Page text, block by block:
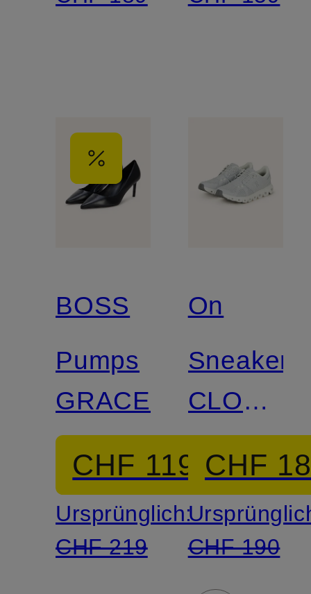
BOSS
Pumps
GRACEY
CHF 119
Ursprünglich:
CHF 219
On
Sneaker
CLOUD
6
CHF
CHF 190